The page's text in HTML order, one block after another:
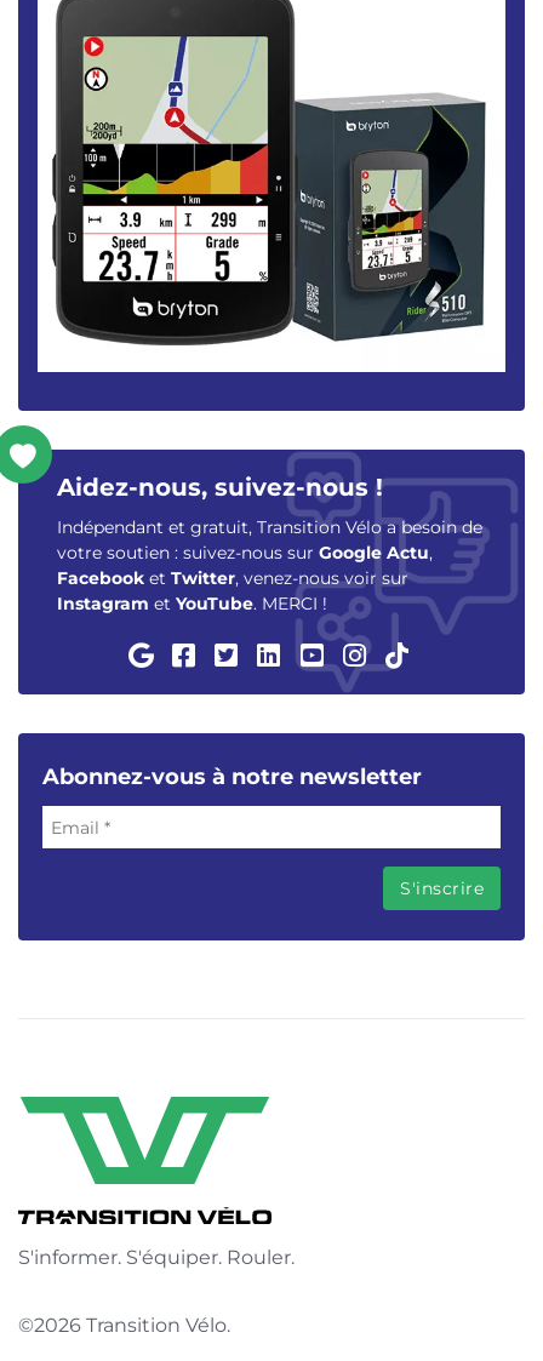
Aidez-nous, suivez-nous !
Indépendant et gratuit, Transition Vélo a besoin de
votre soutien : suivez-nous sur Google Actu,
Facebook et Twitter, venez-nous voir sur
Instagram et YouTube. MERCI !
Abonnez-vous à notre newsletter
S'informer. S'équiper. Rouler.
©2026 Transition Vélo.